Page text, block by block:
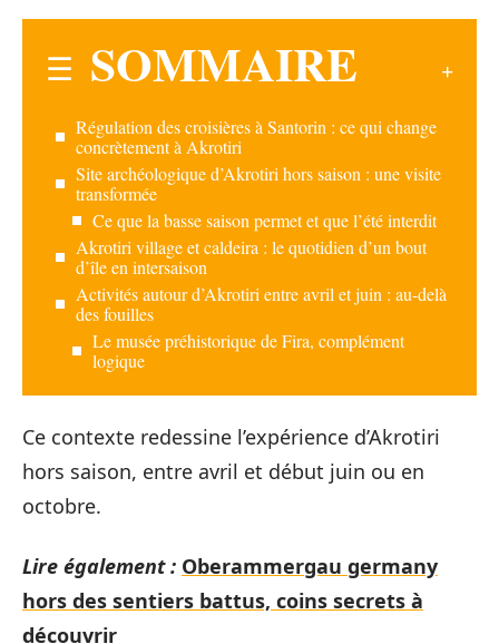
SOMMAIRE
Régulation des croisières à Santorin : ce qui change
concrètement à Akrotiri
Site archéologique d’Akrotiri hors saison : une visite
transformée
Ce que la basse saison permet et que l’été interdit
Akrotiri village et caldeira : le quotidien d’un bout
d’île en intersaison
Activités autour d’Akrotiri entre avril et juin : au-delà
des fouilles
Le musée préhistorique de Fira, complément
logique
Ce contexte redessine l’expérience d’Akrotiri
hors saison, entre avril et début juin ou en
octobre.
Lire également : Oberammergau germany
hors des sentiers battus, coins secrets à
découvrir